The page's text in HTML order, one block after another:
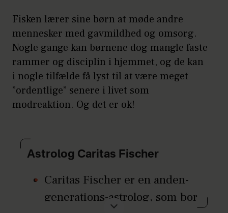
Fisken lærer sine børn at møde andre
mennesker med gavmildhed og omsorg.
Nogle gange kan børnene dog mangle faste
rammer og disciplin i hjemmet, og de kan
i nogle tilfælde få lyst til at være meget
”ordentlige” senere i livet som
modreaktion. Og det er ok!
Astrolog Caritas Fischer
Caritas Fischer er en anden-
generations-astrolog, som bor